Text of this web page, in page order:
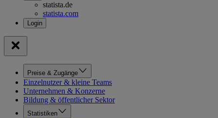
statista.de
statista.com
Preise & Zugänge
Einzelnutzer & kleine Teams
Unternehmen & Konzerne
Bildung & öffentlicher Sektor
Statistiken